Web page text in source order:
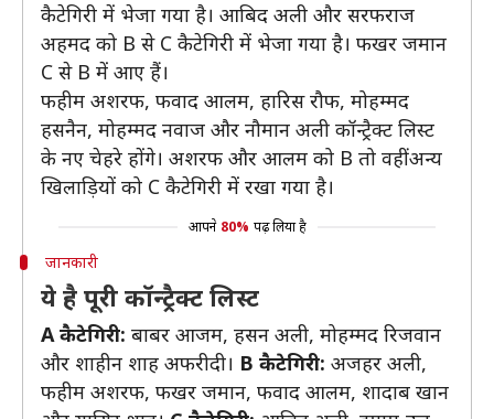
कैटेगिरी में भेजा गया है। आबिद अली और सरफराज
अहमद को B से C कैटेगिरी में भेजा गया है। फखर जमान
C से B में आए हैं।
फहीम अशरफ, फवाद आलम, हारिस रौफ, मोहम्मद
हसनैन, मोहम्मद नवाज और नौमान अली कॉन्ट्रैक्ट लिस्ट
के नए चेहरे होंगे। अशरफ और आलम को B तो वहीं अन्य
खिलाड़ियों को C कैटेगिरी में रखा गया है।
आपने 80% पढ़ लिया है
जानकारी
ये है पूरी कॉन्ट्रैक्ट लिस्ट
Aकैटेगिरी: बाबर आजम, हसन अली, मोहम्मद रिजवान
और शाहीन शाह अफरीदी। B कैटेगिरी: अजहर अली,
फहीम अशरफ, फखर जमान, फवाद आलम, शादाब खान